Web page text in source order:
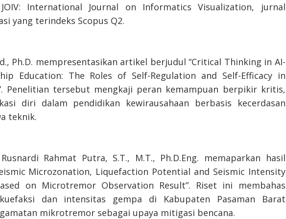
International Journal on Informatics Visualization, jurnal
yang terindeks Scopus Q2.
Ph.D. mempresentasikan artikel berjudul “Critical Thinking in AI-
Education: The Roles of Self-Regulation and Self-Efficacy in
Penelitian tersebut mengkaji peran kemampuan berpikir kritis,
diri dalam pendidikan kewirausahaan berbasis kecerdasan
teknik.
Rahmat Putra, S.T., M.T., Ph.D.Eng. memaparkan hasil
Microzonation, Liquefaction Potential and Seismic Intensity
on Microtremor Observation Result”. Riset ini membahas
dan intensitas gempa di Kabupaten Pasaman Barat
mikrotremor sebagai upaya mitigasi bencana.